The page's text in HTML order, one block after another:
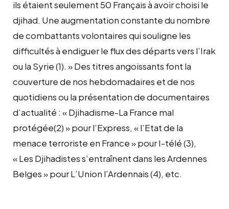
ils étaient seulement 50 Français à avoir choisi le
djihad. Une augmentation constante du nombre
de combattants volontaires qui souligne les
difficultés à endiguer le flux des départs vers l’Irak
ou la Syrie (1). » Des titres angoissants font la
couverture de nos hebdomadaires et de nos
quotidiens ou la présentation de documentaires
d’actualité : « Djihadisme-La France mal
protégée(2) » pour l’Express, « l’Etat de la
menace terroriste en France » pour I-télé (3),
« Les Djihadistes s’entraînent dans les Ardennes
Belges » pour L’Union l’Ardennais (4), etc.